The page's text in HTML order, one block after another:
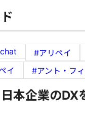
#アリペイ
イ
#アント・フ
日本企業のDX